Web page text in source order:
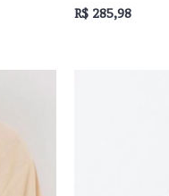
R$ 285,98